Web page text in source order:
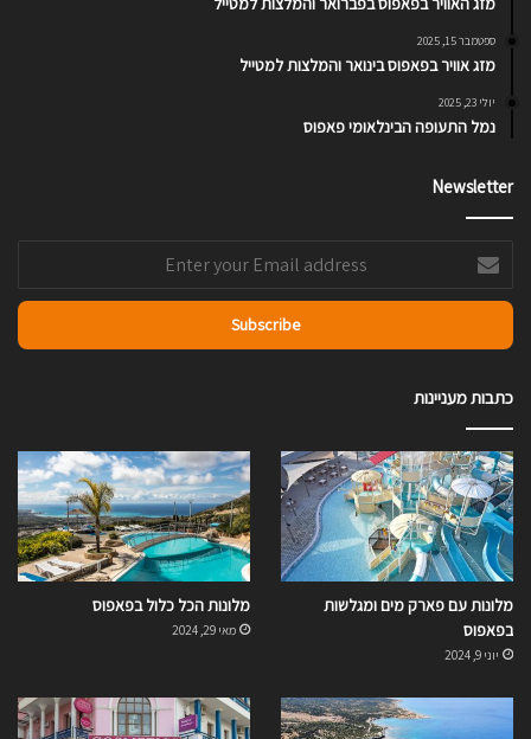
ספטמבר 15, 2025
מזג אוויר בפאפוס בינואר והמלצות למטייל
יולי 23, 2025
נמל התעופה הבינלאומי פאפוס
Newsletter
Enter
your
Email
כתבות מעניינות
מלונות עם פארק מים ומגלשות
בפאפוס
יוני 9, 2024
מלונות הכל כלול בפאפוס
מאי 29, 2024